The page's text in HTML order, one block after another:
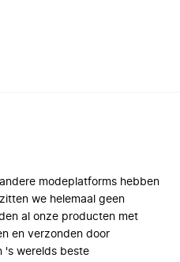
modeplatforms hebben
we helemaal geen
al onze producten met
en verzonden door
's werelds beste